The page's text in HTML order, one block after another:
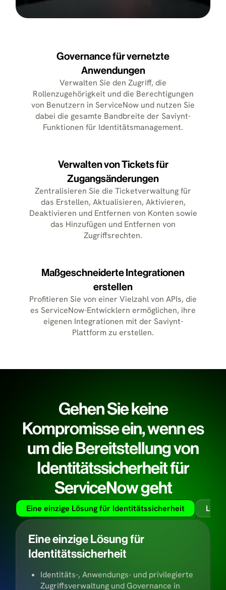
Governance für vernetzte
Anwendungen
Verwalten Sie den Zugriff, die
Rollenzugehörigkeit und die Berechtigungen
von Benutzern in ServiceNow und nutzen Sie
dabei die gesamte Bandbreite der Saviynt-
Funktionen für Identitätsmanagement.
Verwalten von Tickets für
Zugangsänderungen
Zentralisieren Sie die Ticketverwaltung für
das Erstellen, Aktualisieren, Aktivieren,
Deaktivieren und Entfernen von Konten sowie
das Hinzufügen und Entfernen von
Zugriffsrechten.
Maßgeschneiderte Integrationen
erstellen
Profitieren Sie von einer Vielzahl von APIs, die
es ServiceNow-Entwicklern ermöglichen, ihre
eigenen Integrationen mit der Saviynt-
Plattform zu erstellen.
Gehen Sie keine
Kompromisse ein, wenn es
um die Bereitstellung von
Identitätssicherheit für
ServiceNow geht
Eine einzige Lösung für Identitätssicherheit
Eine einzige Lösung für
Identitätssicherheit
Identitäts-, Anwendungs- und privilegierte
Zugriffsverwaltung und Governance in